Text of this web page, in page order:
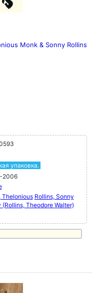
Monk & Sonny Rollins
упаковка.
2006
Thelonious Rollins, Sonny
Theodore Walter)